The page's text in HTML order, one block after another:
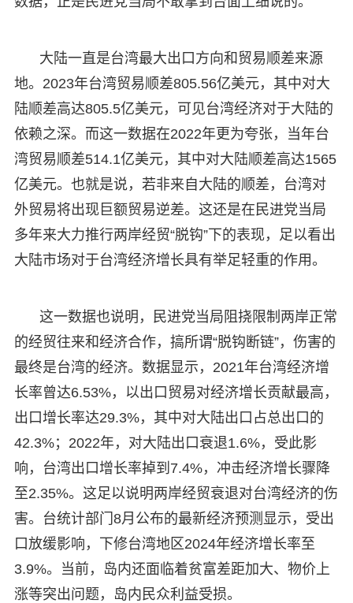
大陆一直是台湾最大出口方向和贸易顺差来源
地。2023年台湾贸易顺差805.56亿美元，其中对大
陆顺差高达805.5亿美元，可见台湾经济对于大陆的
依赖之深。而这一数据在2022年更为夸张，当年台
湾贸易顺差514.1亿美元，其中对大陆顺差高达1565
亿美元。也就是说，若非来自大陆的顺差，台湾对
外贸易将出现巨额贸易逆差。这还是在民进党当局
多年来大力推行两岸经贸“脱钩”下的表现，足以看出
大陆市场对于台湾经济增长具有举足轻重的作用。
这一数据也说明，民进党当局阻挠限制两岸正常
的经贸往来和经济合作，搞所谓“脱钩断链”，伤害的
最终是台湾的经济。数据显示，2021年台湾经济增
长率曾达6.53%，以出口贸易对经济增长贡献最高，
出口增长率达29.3%，其中对大陆出口占总出口的
42.3%；2022年，对大陆出口衰退1.6%，受此影
响，台湾出口增长率掉到7.4%，冲击经济增长骤降
至2.35%。这足以说明两岸经贸衰退对台湾经济的伤
害。台统计部门8月公布的最新经济预测显示，受出
口放缓影响，下修台湾地区2024年经济增长率至
3.9%。当前，岛内还面临着贫富差距加大、物价上
涨等突出问题，岛内民众利益受损。